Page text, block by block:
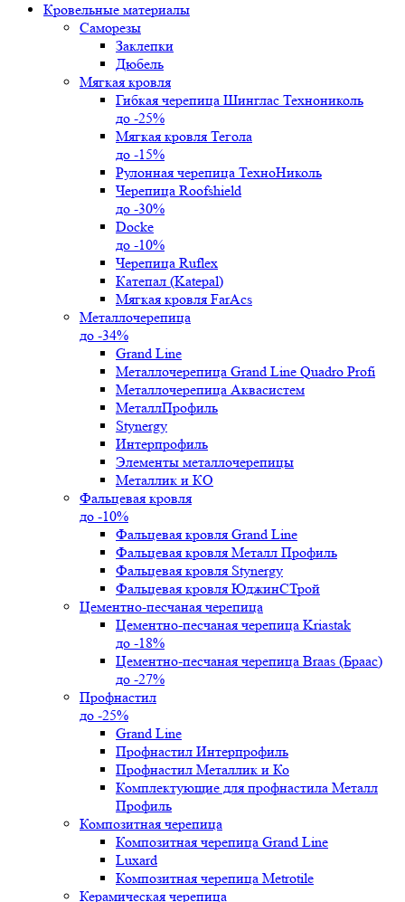
Кровельные материалы
Саморезы
Заклепки
Дюбель
Мягкая кровля
Гибкая черепица Шинглас Технониколь
до -25%
Мягкая кровля Тегола
до -15%
Рулонная черепица ТехноНиколь
Черепица Roofshield
до -30%
Docke
до -10%
Черепица Ruflex
Катепал (Katepal)
Мягкая кровля FarAcs
Металлочерепица
до -34%
Grand Line
Металлочерепица Grand Line Quadro Profi
Металлочерепица Аквасистем
МеталлПрофиль
Stynergy
Интерпрофиль
Элементы металлочерепицы
Металлик и КО
Фальцевая кровля
до -10%
Фальцевая кровля Grand Line
Фальцевая кровля Металл Профиль
Фальцевая кровля Stynergy
Фальцевая кровля ЮджинСТрой
Цементно-песчаная черепица
Цементно-песчаная черепица Kriastak
до -18%
Цементно-песчаная черепица Braas (Браас)
до -27%
Профнастил
до -25%
Grand Line
Профнастил Интерпрофиль
Профнастил Металлик и Ко
Комплектующие для профнастила Металл
Профиль
Композитная черепица
Композитная черепица Grand Line
Luxard
Композитная черепица Metrotile
Керамическая черепица